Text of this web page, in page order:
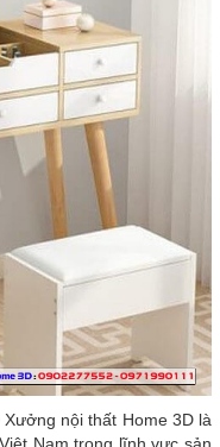
nội thất Home 3D là